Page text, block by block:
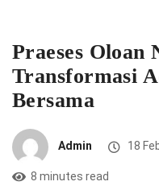
Praeses Oloan
Transformasi
Bersama
Admin 18
8 minutes read